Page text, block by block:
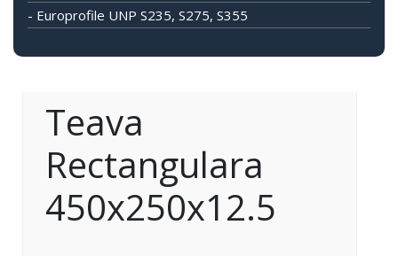
- Europrofile UNP S235, S275, S355
Teava
Rectangulara
450x250x12.5